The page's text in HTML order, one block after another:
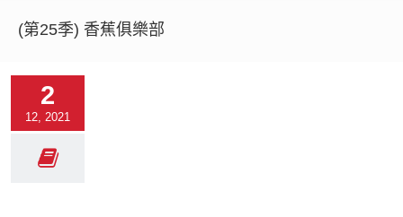
(第25季) 香蕉俱樂部
2
12, 2021